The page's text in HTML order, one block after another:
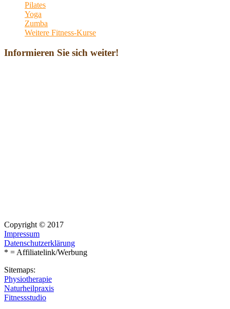
Pilates
Yoga
Zumba
Weitere Fitness-Kurse
Informieren Sie sich weiter!
Copyright © 2017
Impressum
Datenschutzerklärung
* = Affiliatelink/Werbung
Sitemaps:
Physiotherapie
Naturheilpraxis
Fitnessstudio